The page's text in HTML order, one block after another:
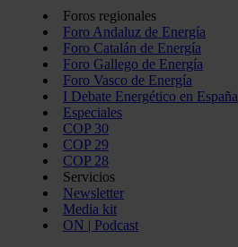
Foros regionales
Foro Andaluz de Energía
Foro Catalán de Energía
Foro Gallego de Energía
Foro Vasco de Energía
I Debate Energético en España
Especiales
COP 30
COP 29
COP 28
Servicios
Newsletter
Media kit
ON | Podcast